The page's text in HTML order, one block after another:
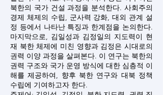
북한의 국가 건설 과정을 분석한다. 사회주의
경제 체제의 수립, 군사력 강화, 대외 관계 설
정 등에서 나타난 특징과 한계점을 논의한다.
마지막으로, 김일성과 김정일의 지도력이 현
재 북한 체제에 미친 영향과 김정은 시대로의
권력 이양 과정을 살펴본다. 이 연구는 북한의
권력 구조와 국가 운영 방식에 대한 심층적 이
해를 제공하여, 향후 북한 연구와 대북 정책
수립에 기여하고자 한다.